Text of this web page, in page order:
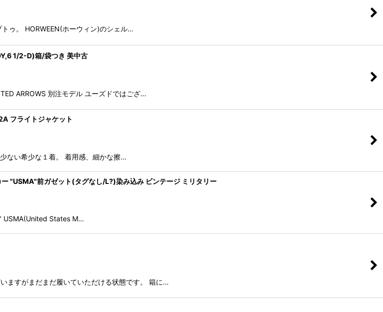
ゥ。 HORWEEN(ホーウィン)のシェル…
1/2-D)箱/袋つき 美中古
ARROWS 別注モデル ユーズドではござ…
フライトジャケット
ない希少な１着。 着用感、細かな擦…
"USMA"前ガゼット(タグなし/L?)染み込み ビンテージ ミリタリー
USMA(United States M…
ますがまだまだ履いていただける状態です。 箱に…